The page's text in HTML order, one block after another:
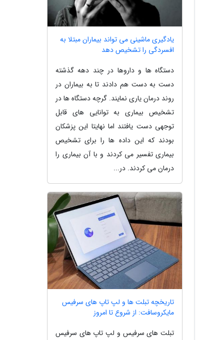
یادگیری ماشینی می تواند بیماران مبتلا به
افسردگی را تشخیص دهد
دستگاه ها و داروها در چند دهه گذشته
دست به دست هم دادند تا به بیماران در
روند درمان یاری نمایند. گرچه دستگاه ها در
تشخیص بیماری به توانایی های قابل
توجهی دست یافتند اما نهایتا این پزشکان
بودند که این داده ها را برای تشخیص
بیماری تفسیر می کردند و با آن بیماری را
درمان می کردند. در...
تاریخچه تبلت ها و لپ تاپ های سرفیس
مایکروسافت: از شروع تا امروز
تبلت های سرفیس و لپ تاپ های سرفیس